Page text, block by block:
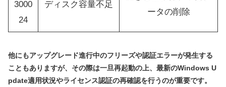
3000
24
ディスク容量不足
ータの削除
他にもアップグレード進行中のフリーズや認証エラーが発生する
こともありますが、その際は一旦再起動の上、最新のWindows U
pdate適用状況やライセンス認証の再確認を行うのが重要です。